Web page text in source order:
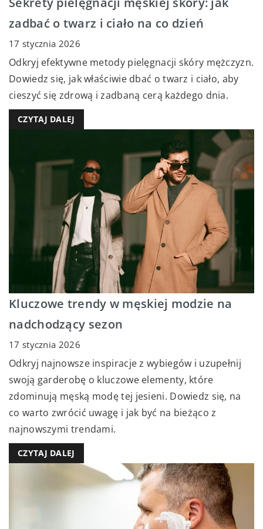
zadbać o twarz i ciało na co dzień
17 stycznia 2026
Odkryj efektywne metody pielęgnacji skóry mężczyzn.
Dowiedz się, jak właściwie dbać o twarz i ciało, aby
cieszyć się zdrową i zadbaną cerą każdego dnia.
CZYTAJ DALEJ
Kluczowe trendy w męskiej modzie na
nadchodzący sezon
17 stycznia 2026
Odkryj najnowsze inspiracje z wybiegów i uzupełnij
swoją garderobę o kluczowe elementy, które
zdominują męską modę tej jesieni. Dowiedz się, na
co warto zwrócić uwagę i jak być na bieżąco z
najnowszymi trendami.
CZYTAJ DALEJ